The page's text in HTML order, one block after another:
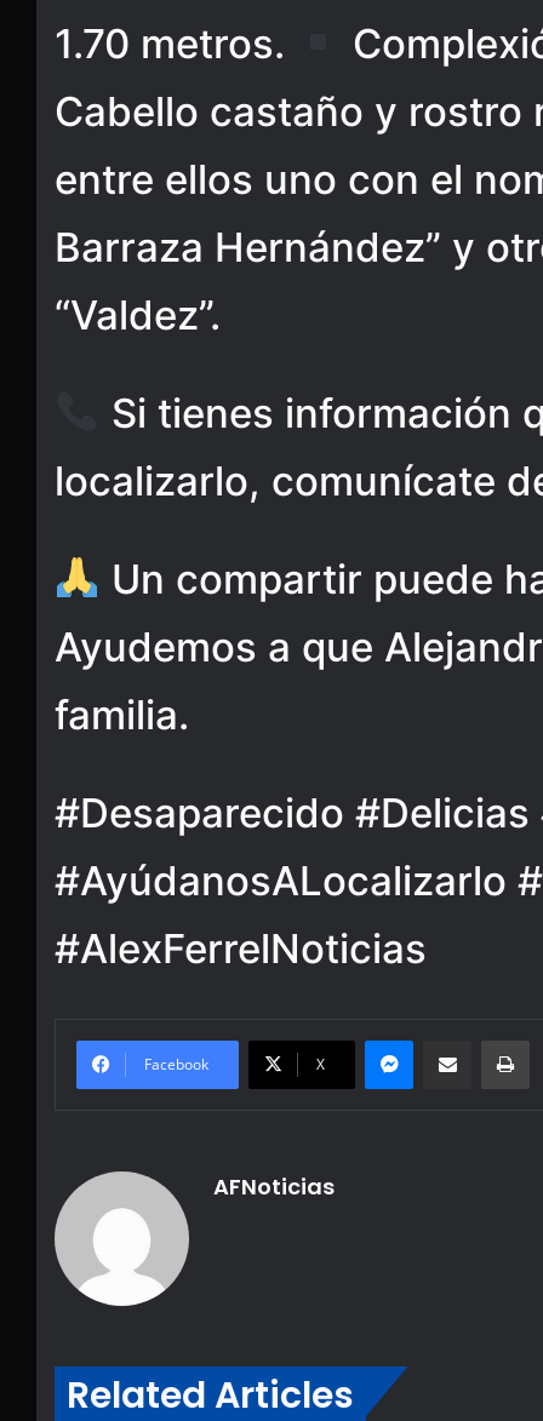
1.70 metros.
Cabello castaño y
entre ellos uno con el
Barraza Hernández” y
“Valdez”.
Si tienes información
localizarlo, comunícate
Un compartir puede
Ayudemos a que
familia.
#Desaparecido
#AyúdanosALocalizarlo
#AlexFerrelNoticias
Facebook X
Messenger
Share via Email
AFNoticias
Related Articles